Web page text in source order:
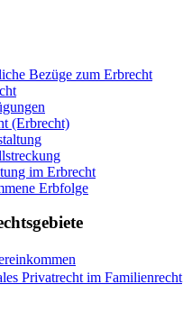
Bezüge zum Erbrecht
(Erbrecht)
im Erbrecht
Erbfolge
Privatrecht im Familienrecht